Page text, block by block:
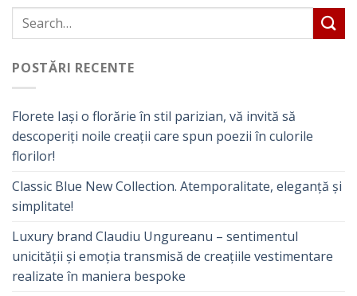
POSTĂRI RECENTE
Florete Iași o florărie în stil parizian, vă invită să
descoperiți noile creații care spun poezii în culorile
florilor!
Classic Blue New Collection. Atemporalitate, eleganță și
simplitate!
Luxury brand Claudiu Ungureanu – sentimentul
unicității și emoția transmisă de creațiile vestimentare
realizate în maniera bespoke